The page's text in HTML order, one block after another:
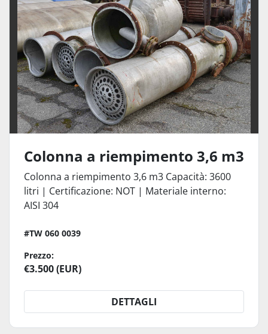
Colonna a riempimento 3,6 m3
Colonna a riempimento 3,6 m3 Capacità: 3600
litri | Certificazione: NOT | Materiale interno:
AISI 304
#TW 060 0039
Prezzo:
€3.500 (EUR)
DETTAGLI